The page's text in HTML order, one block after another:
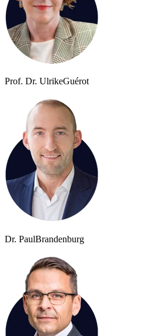
Prof. Dr. UlrikeGuérot
Dr. PaulBrandenburg